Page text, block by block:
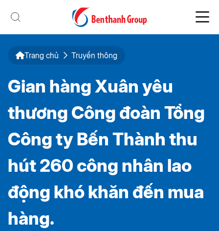
Trang chủ Truyền thông
Gian hàng Xuân yêu
thương Công đoàn Tổng
Công ty Bến Thành thu
hút 260 công nhân lao
động khó khăn đến mua
hàng.